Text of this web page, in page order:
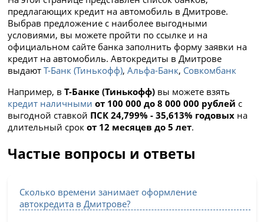
предлагающих кредит на автомобиль в Дмитрове.
Выбрав предложение с наиболее выгодными
условиями, вы можете пройти по ссылке и на
официальном сайте банка заполнить форму заявки на
кредит на автомобиль. Автокредиты в Дмитрове
выдаютТ-Банк (Тинькофф),Альфа-Банк, Совкомбанк
Например, вТ-Банке (Тинькофф) вы можете взять
кредит наличными от 100 000 до 8 000 000 рублей с
выгодной ставкой ПСК 24,799% - 35,613% годовых на
длительный срокот 12 месяцев до 5 лет.
Частые вопросы и ответы
Сколько времени занимает оформление
автокредита в Дмитрове?